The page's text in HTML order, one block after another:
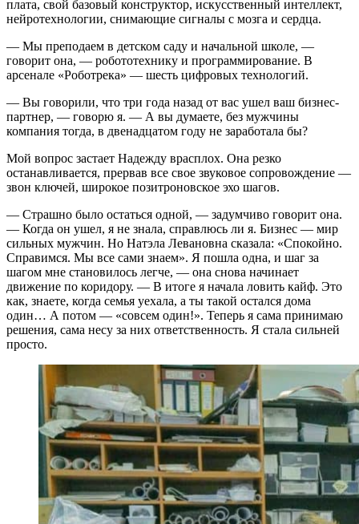
плата, свой базовый конструктор, искусственный интеллект,
нейротехнологии, снимающие сигналы с мозга и сердца.
— Мы преподаем в детском саду и начальной школе, —
говорит она, — робототехнику и программирование. В
арсенале «Роботрека» — шесть цифровых технологий.
— Вы говорили, что три года назад от вас ушел ваш бизнес-
партнер, — говорю я. — А вы думаете, без мужчины
компания тогда, в двенадцатом году не заработала бы?
Мой вопрос застает Надежду врасплох. Она резко
останавливается, прервав все свое звуковое сопровождение —
звон ключей, широкое позитроновское эхо шагов.
— Страшно было остаться одной, — задумчиво говорит она.
— Когда он ушел, я не знала, справлюсь ли я. Бизнес — мир
сильных мужчин. Но Натэла Левановна сказала: «Спокойно.
Справимся. Мы все сами знаем». Я пошла одна, и шаг за
шагом мне становилось легче, — она снова начинает
движение по коридору. — В итоге я начала ловить кайф. Это
как, знаете, когда семья уехала, а ты такой остался дома
один… А потом — «совсем один!». Теперь я сама принимаю
решения, сама несу за них ответственность. Я стала сильней
просто.